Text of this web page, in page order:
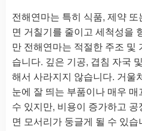
전해연마는 특히 식품, 제약
면 거칠기를 줄이고 세척성을
만 전해연마는 적절한 주조 및
습니다. 깊은 기공, 겹침 자국
해서 사라지지 않습니다. 거울
눈에 잘 띄는 부품이나 매우
수 있지만, 비용이 증가하고
면 모서리가 둥글게 될 수 있습